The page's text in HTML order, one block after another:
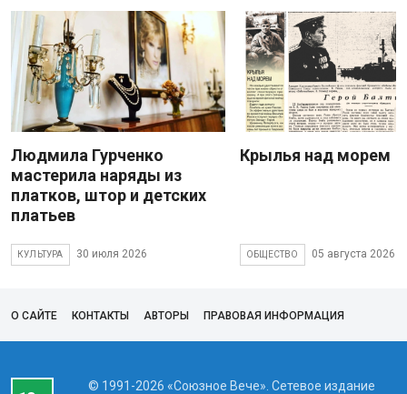
Людмила Гурченко
мастерила наряды из
платков, штор и детских
платьев
КУЛЬТУРА 30 июля 2026
Крылья над морем
ОБЩЕСТВО 05 августа 2026
О САЙТЕ КОНТАКТЫ АВТОРЫ ПРАВОВАЯ ИНФОРМАЦИЯ
© 1991-2026 «Союзное Вече». Сетевое издание